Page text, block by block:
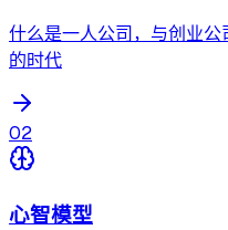
什么是一人公司，与创业
的时代
02
心智模型